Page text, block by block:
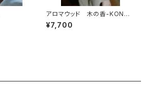
アロマウッド 木の香-KONOK
A- 檜
¥7,700